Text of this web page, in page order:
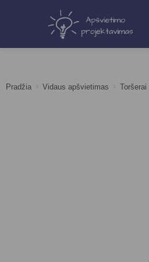
Pradžia > Vidaus apšvietimas > Toršerai